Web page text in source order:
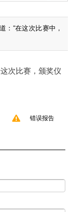
：“在这次比赛中，
次比赛，颁奖仪
错误报告